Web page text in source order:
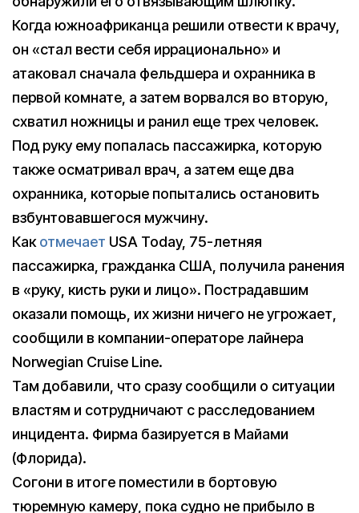
Когда южноафриканца решили отвести к врачу,
он «стал вести себя иррационально» и
атаковал сначала фельдшера и охранника в
первой комнате, а затем ворвался во вторую,
схватил ножницы и ранил еще трех человек.
Под руку ему попалась пассажирка, которую
также осматривал врач, а затем еще два
охранника, которые попытались остановить
взбунтовавшегося мужчину.
Какотмечает USA Today, 75-летняя
пассажирка, гражданка США, получила ранения
в «руку, кисть руки и лицо». Пострадавшим
оказали помощь, их жизни ничего не угрожает,
сообщили в компании-операторе лайнера
Norwegian Cruise Line.
Там добавили, что сразу сообщили о ситуации
властям и сотрудничают с расследованием
инцидента. Фирма базируется в Майами
(Флорида).
Согони в итоге поместили в бортовую
тюремную камеру, пока судно не прибыло в